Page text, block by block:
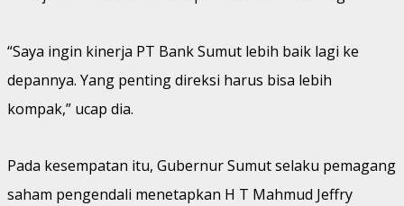
“Saya ingin kinerja PT Bank Sumut lebih baik lagi ke
depannya. Yang penting direksi harus bisa lebih
kompak,” ucap dia.
Pada kesempatan itu, Gubernur Sumut selaku pemagang
saham pengendali menetapkan H T Mahmud Jeffry